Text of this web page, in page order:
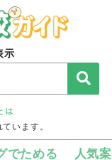
示
は
います。
でためる 人気